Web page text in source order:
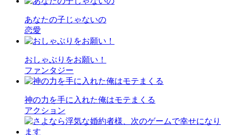
あなたの子じゃないの
恋愛
おしゃぶりをお願い！
ファンタジー
神の力を手に入れた俺はモテまくる
アクション